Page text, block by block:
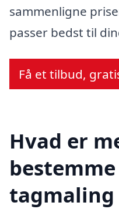
sammenligne
passer bedst til
Få et tilbud,
Hvad er
tagmaling